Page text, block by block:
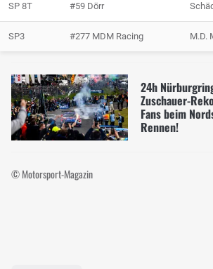
SP 8T #59 Dörr
SP3 #277 MDM Racing M.D.
24h
Zuschauer-
Fans beim
Rennen!
© Motorsport-Magazin